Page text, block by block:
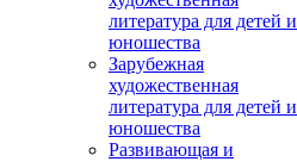
литература для детей и
юношества
Зарубежная
художественная
литература для детей и
юношества
Развивающая и